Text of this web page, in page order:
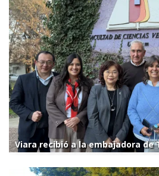
Viara recibió a la embajadora de